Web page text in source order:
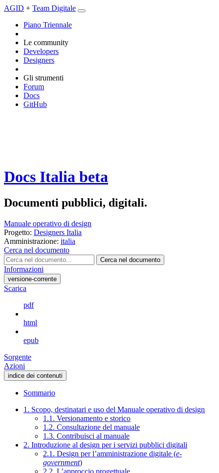
AGID + Team Digitale
Piano Triennale
Le community
Developers
Designers
Gli strumenti
Forum
Docs
GitHub
Docs Italia beta
Documenti pubblici, digitali.
Manuale operativo di design
Progetto: Designers Italia
Amministrazione: italia
Cerca nel documento
Cerca nel documento
Informazioni
versione-corrente
Scarica
pdf
html
epub
Sorgente
Azioni
indice dei contenuti
Sommario
1. Scopo, destinatari e uso del Manuale operativo di design
1.1. Versionamento e storico
1.2. Consultazione del manuale
1.3. Contribuisci al manuale
2. Introduzione al design per i servizi pubblici digitali
2.1. Design per l’amministrazione digitale (e-
government)
2.2. L’approccio progettuale